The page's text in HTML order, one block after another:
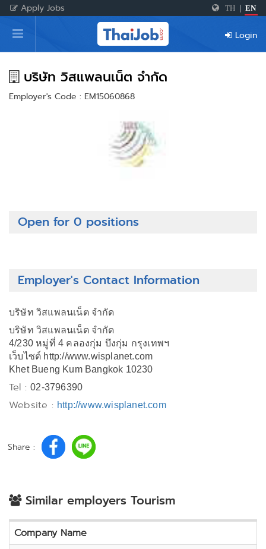
Apply Jobs TH EN
Home
Login
Register
Login
บริษัท วิสแพลนเน็ต จำกัด
Employer's Code : EM15060868
Open for 0 positions
Employer's Contact Information
บริษัท วิสแพลนเน็ต จำกัด
บริษัท วิสแพลนเน็ต จำกัด
4/230 หมู่ที่ 4 คลองกุ่ม บึงกุ่ม กรุงเทพฯ
เว็บไซต์ http://www.wisplanet.com
Khet Bueng Kum Bangkok 10230
Tel :02-3796390
Website : http://www.wisplanet.com
Share :
Similar employers Tourism
Company Name